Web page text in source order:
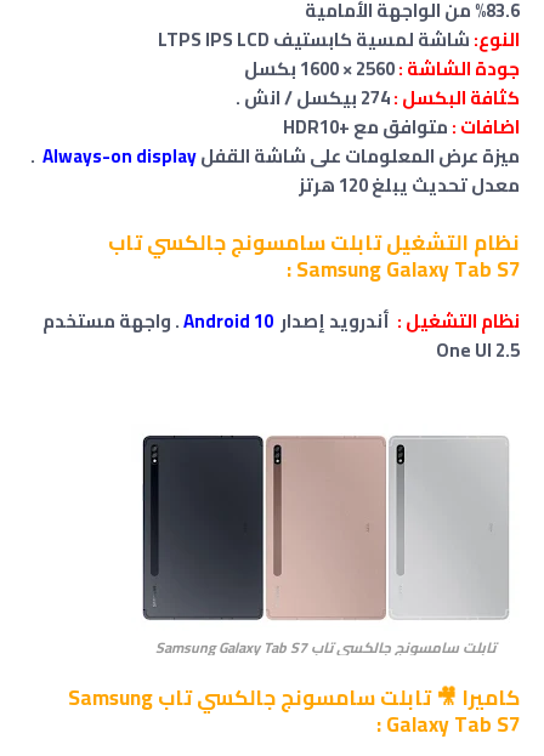
83.6% من الواجهة الأمامية
النوع:شاشة لمسية كابستيف LTPS IPS LCD
جودة الشاشة :
كثافة البكسل :
اضافات :متوافق مع +HDR10
ميزة عرض المعلومات على شاشة القفلAlways-on display
.
معدل تحديث يبلغ 120 هرتز
نظام التشغيل تابلت سامسونج جالكسي تاب
Samsung Galaxy Tab S7 :
نظام التشغيل : أندرويد إصدار Android 10. واجهة مستخدم
One UI 2.5
تابلت سامسونج جالكسي تاب Samsung Galaxy Tab S7
كاميرا 🎥 تابلت سامسونج جالكسي تاب Samsung
Galaxy Tab S7 :